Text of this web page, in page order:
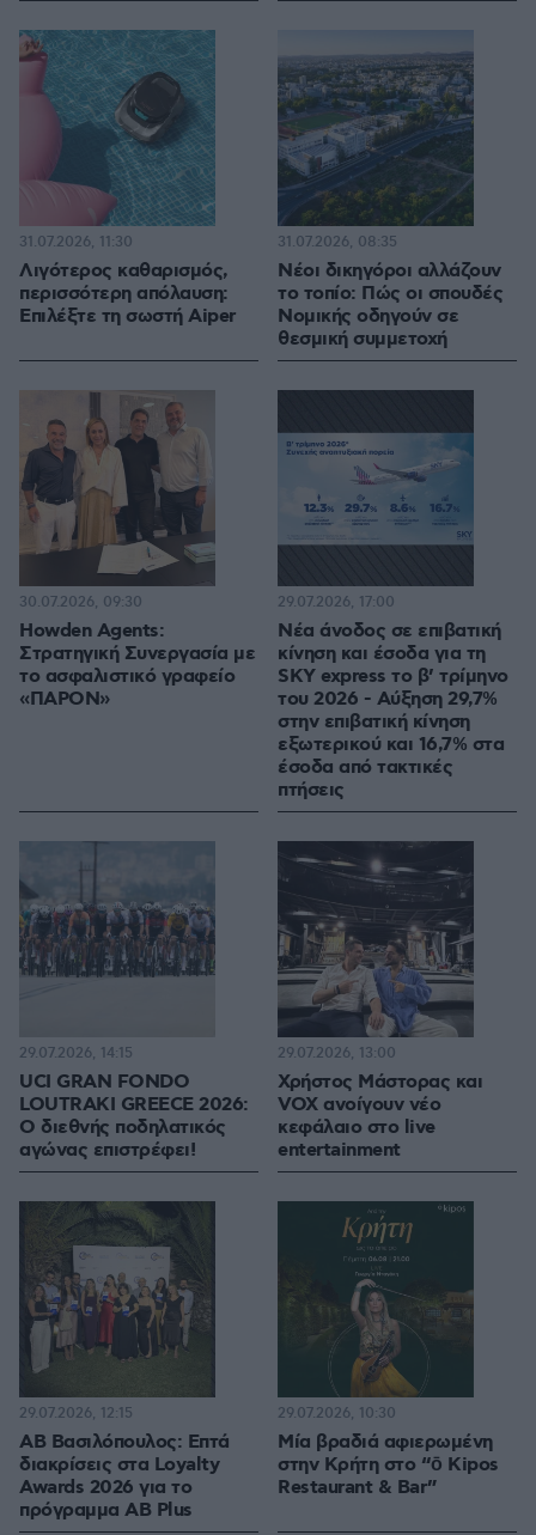
Λιγότερος καθαρισμός,
περισσότερη απόλαυση:
Επιλέξτε τη σωστή Aiper
31.07.2026, 11:30
Νέοι δικηγόροι αλλάζουν
το τοπίο: Πώς οι σπουδές
Νομικής οδηγούν σε
θεσμική συμμετοχή
31.07.2026, 08:35
Howden Agents:
Στρατηγική Συνεργασία με
το ασφαλιστικό γραφείο
«ΠΑΡΟΝ»
30.07.2026, 09:30
Νέα άνοδος σε επιβατική
κίνηση και έσοδα για τη
SKY express το β’ τρίμηνο
του 2026 - Αύξηση 29,7%
στην επιβατική κίνηση
εξωτερικού και 16,7% στα
έσοδα από τακτικές
πτήσεις
29.07.2026, 17:00
UCI GRAN FONDO
LOUTRAKI GREECE 2026:
Ο διεθνής ποδηλατικός
αγώνας επιστρέφει!
29.07.2026, 14:15
Χρήστος Μάστορας και
VOX ανοίγουν νέο
κεφάλαιο στο live
entertainment
29.07.2026, 13:00
ΑΒ Βασιλόπουλος: Επτά
διακρίσεις στα Loyalty
Awards 2026 για το
πρόγραμμα AB Plus
29.07.2026, 12:15
Μία βραδιά αφιερωμένη
στην Κρήτη στο “ō Kipos
Restaurant & Bar”
29.07.2026, 10:30